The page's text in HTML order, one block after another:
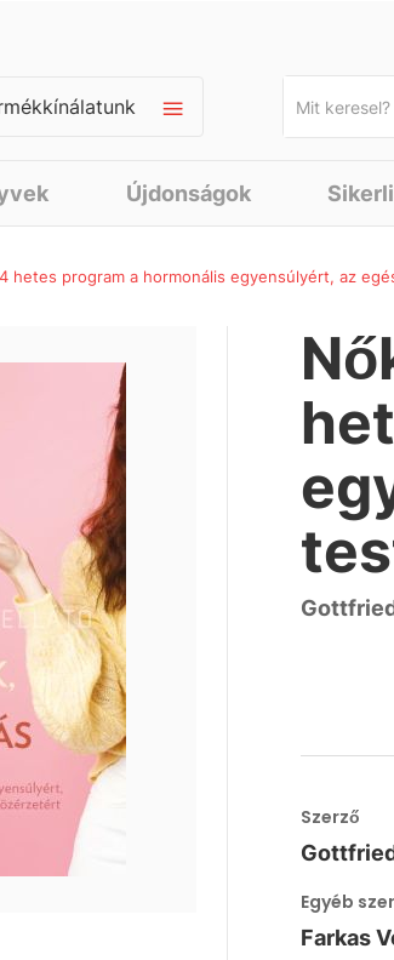
Újdonságok
hetes program a hormonális egyensúlyért, az
Szerző
Egyéb
Farkas